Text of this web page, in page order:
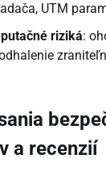
UTM
riziká:
a recenzií